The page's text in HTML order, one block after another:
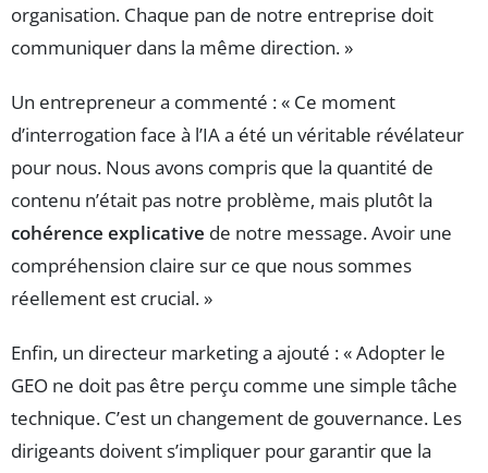
organisation. Chaque pan de notre entreprise doit
communiquer dans la même direction. »
Un entrepreneur a commenté : « Ce moment
d’interrogation face à l’IA a été un véritable révélateur
pour nous. Nous avons compris que la quantité de
contenu n’était pas notre problème, mais plutôt la
cohérence explicative de notre message. Avoir une
compréhension claire sur ce que nous sommes
réellement est crucial. »
Enfin, un directeur marketing a ajouté : « Adopter le
GEO ne doit pas être perçu comme une simple tâche
technique. C’est un changement de gouvernance. Les
dirigeants doivent s’impliquer pour garantir que la